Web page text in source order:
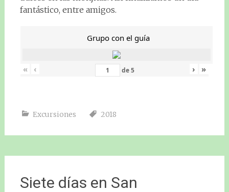
fantástico, entre amigos.
Grupo con el guía
« ‹ de5 › »
Excursiones 2018
Siete días en San